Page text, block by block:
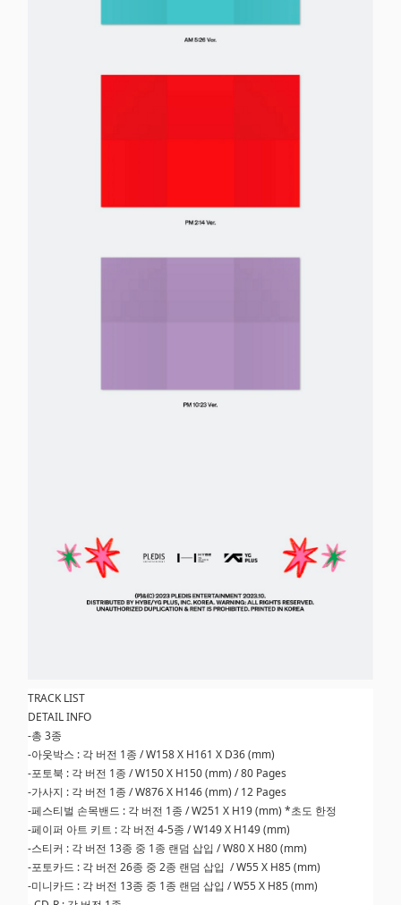
TRACK LIST
DETAIL INFO
-총 3종
-아웃박스 : 각 버전 1종 / W158 X H161 X D36 (mm)
-포토북 : 각 버전 1종 / W150 X H150 (mm) / 80 Pages
-가사지 : 각 버전 1종 / W876 X H146 (mm) / 12 Pages
-페스티벌 손목밴드 : 각 버전 1종 / W251 X H19 (mm) *초도 한정
-페이퍼 아트 키트 : 각 버전 4-5종 / W149 X H149 (mm)
-스티커 : 각 버전 13종 중 1종 랜덤 삽입 / W80 X H80 (mm)
-포토카드 : 각 버전 26종 중 2종 랜덤 삽입 / W55 X H85 (mm)
-미니카드 : 각 버전 13종 중 1종 랜덤 삽입 / W55 X H85 (mm)